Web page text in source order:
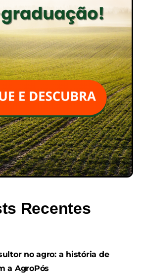
Recentes
no agro: a história de
a AgroPós